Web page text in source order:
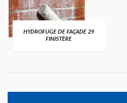
HYDROFUGE DE FAÇADE 29
FINISTÈRE